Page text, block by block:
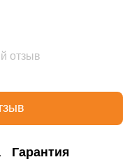
отзыв
Гарантия